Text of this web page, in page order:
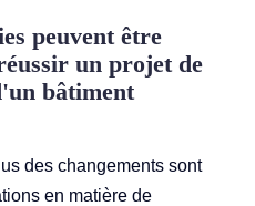
peuvent être
un projet de
bâtiment
des changements sont
en matière de